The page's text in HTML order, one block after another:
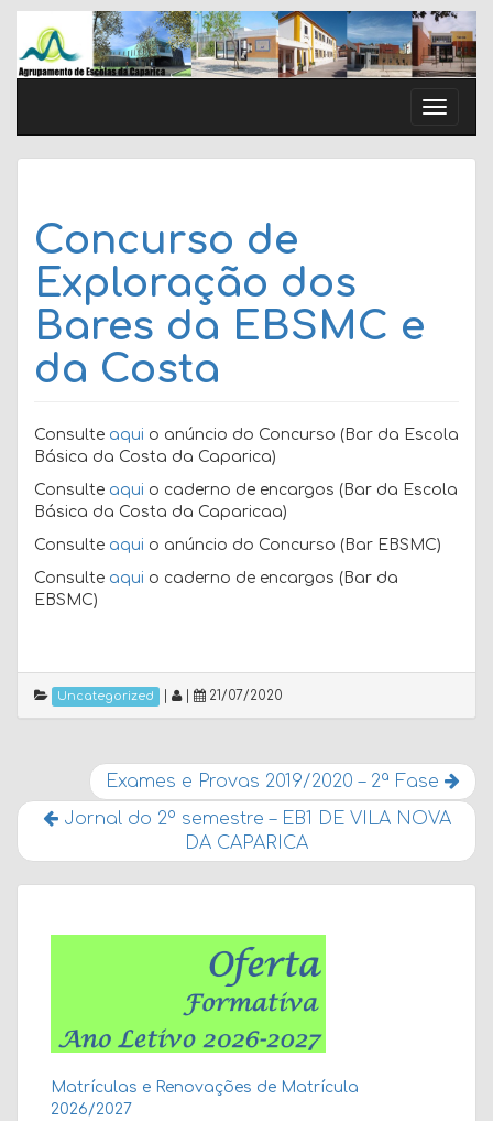
Skip
content
Toggle
Concurso de
Exploração dos
Bares da EBSMC e
da Costa
Consulte aqui o anúncio do Concurso (Bar da Escola
Básica da Costa da Caparica)
Consulte aqui o caderno de encargos (Bar da Escola
Básica da Costa da Caparicaa)
Consulte aqui o anúncio do Concurso (Bar EBSMC)
Consulte aqui o caderno de encargos (Bar da
EBSMC)
Uncategorized 21/07/2020
Exames e Provas 2019/2020 – 2ª Fase
Jornal do 2º semestre – EB1 DE VILA NOVA
DA CAPARICA
Matrículas e Renovações de Matrícula
2026/2027